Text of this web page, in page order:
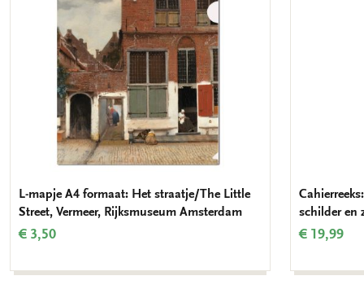
L-mapje A4 formaat: Het straatje/The Little
Street, Vermeer, Rijksmuseum Amsterdam
€ 3,50
schilder en
€ 19,99